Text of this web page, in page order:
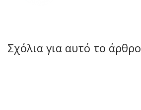
Σχόλια για αυτό το άρθρο